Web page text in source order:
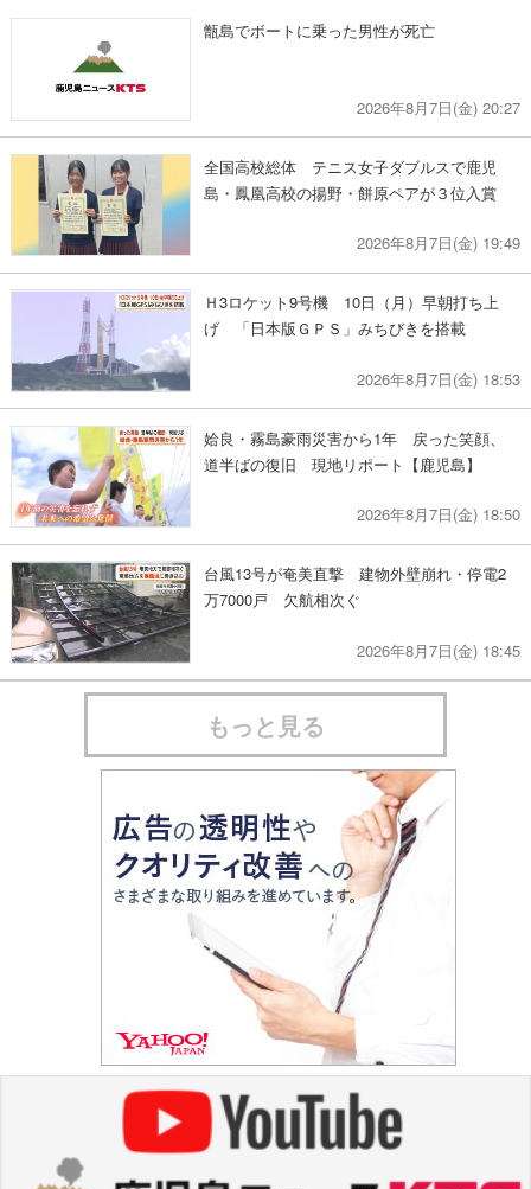
甑島でボートに乗った男性が死亡
2026年8月7日(金) 20:27
全国高校総体 テニス女子ダブルスで鹿児
島・鳳凰高校の揚野・餅原ペアが３位入賞
2026年8月7日(金) 19:49
Ｈ3ロケット9号機 10日（月）早朝打ち上
げ 「日本版ＧＰＳ」みちびきを搭載
2026年8月7日(金) 18:53
姶良・霧島豪雨災害から1年 戻った笑顔、
道半ばの復旧 現地リポート【鹿児島】
2026年8月7日(金) 18:50
台風13号が奄美直撃 建物外壁崩れ・停電2
万7000戸 欠航相次ぐ
2026年8月7日(金) 18:45
もっと見る